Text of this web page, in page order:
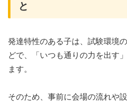
と
発達特性のある子は、試験環境
どで、「いつも通りの力を出す
ます。
そのため、事前に会場の流れや